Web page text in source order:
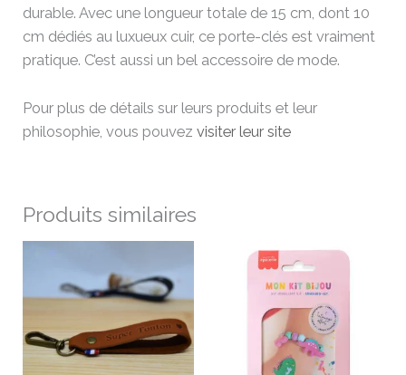
durable. Avec une longueur totale de 15 cm, dont 10
cm dédiés au luxueux cuir, ce porte-clés est vraiment
pratique. C’est aussi un bel accessoire de mode.
Pour plus de détails sur leurs produits et leur
philosophie, vous pouvezvisiter leur site
Produits similaires